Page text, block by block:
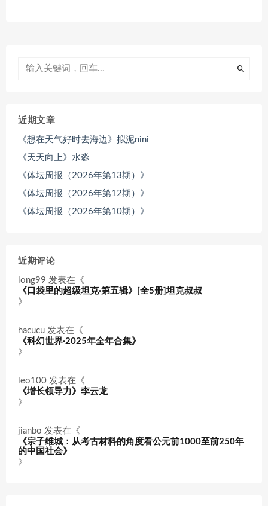
近期文章
《想在天气好时去海边》拟泥nini
《天天向上》水淼
《体坛周报（2026年第13期）》
《体坛周报（2026年第12期）》
《体坛周报（2026年第10期）》
近期评论
long99 发表在《
《口袋里的超级坦克·第五辑》[全5册]坦克叔叔
》
hacucu 发表在《
《科幻世界·2025年全年合集》
》
leo100 发表在《
《增长领导力》李云龙
》
jianbo 发表在《
《宗子维城：从考古材料的角度看公元前1000至前250年
的中国社会》
》